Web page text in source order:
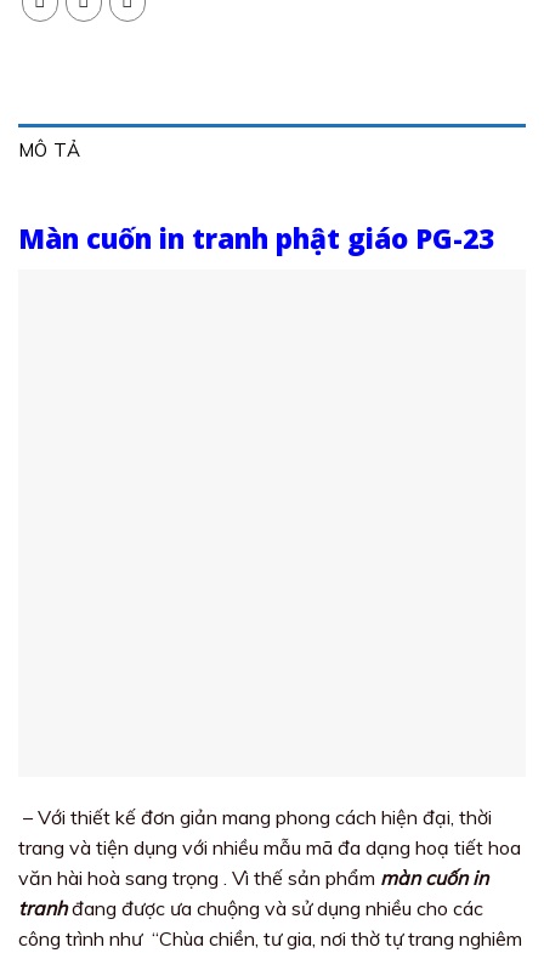
MÔ TẢ
Màn cuốn in tranh phật giáo PG-23
– Với thiết kế đơn giản mang phong cách hiện đại, thời
trang và tiện dụng với nhiều mẫu mã đa dạng hoạ tiết hoa
văn hài hoà sang trọng . Vì thế sản phẩm màn cuốn in
tranhđang được ưa chuộng và sử dụng nhiều cho các
công trình như “Chùa chiền, tư gia, nơi thờ tự trang nghiêm